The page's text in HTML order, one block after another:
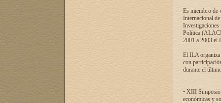
Es miembro de
Internacional
Investigaciones
Política
2001 a 2003 el
El ILA organiza
con
durante el
• XIII Simposio
económicas y